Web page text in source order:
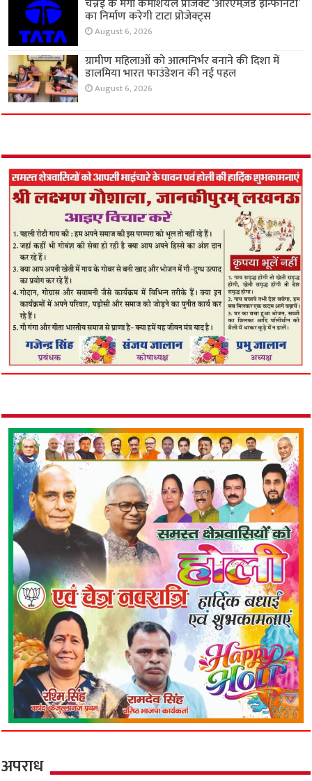
चेन्नई के मेगा कमर्शियल प्रोजेक्ट ‘आरएमज़ेड इन्फिनिटी’
का निर्माण करेगी टाटा प्रोजेक्ट्स
August 6, 2026
ग्रामीण महिलाओं को आत्मनिर्भर बनाने की दिशा में
डालमिया भारत फाउंडेशन की नई पहल
August 6, 2026
अपराध